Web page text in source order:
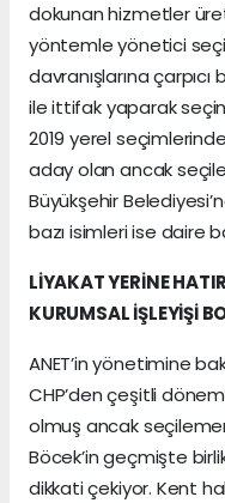
dokunan hizmetler
yöntemle yönetici
davranışlarına
ile ittifak yaparak
2019 yerel
aday olan ancak
Büyükşehir
bazı isimleri ise daire
LİYAKAT YERİNE
KURUMSAL İŞLEYİŞİ
ANET’in yönetimine
CHP’den çeşitli
olmuş ancak
Böcek’in geçmişte
dikkati çekiyor. Kent